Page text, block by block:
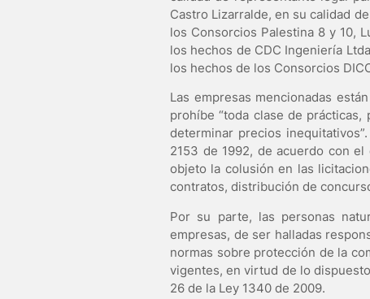
Castro Lizarralde, en su calidad
los Consorcios Palestina 8 y 10,
los hechos de CDC Ingeniería
los hechos de los Consorcios
Las empresas mencionadas
prohíbe “toda clase de
determinar precios
2153 de 1992, de acuerdo con
objeto la colusión en las
contratos, distribución de
Por su parte, las personas
empresas, de ser halladas
normas sobre protección de la
vigentes, en virtud de lo
26 de la Ley 1340 de 2009.